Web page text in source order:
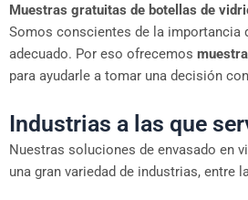
Muestras gratuitas de botellas de
Somos conscientes de la importancia
adecuado. Por eso ofrecemos
para ayudarle a tomar una decisión
Industrias a las que
Nuestras soluciones de envasado en
una gran variedad de industrias, entre